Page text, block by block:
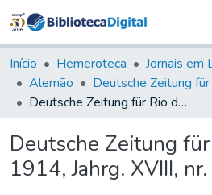
&
Coleções
Tudo na
Biblioteca
Início Hemeroteca
Alemão
Deutsche Zeitung für Rio de Janeiro, 1914, Jahrg. XVIII, nr. 243
Deutsche Zeitung für
1914, Jahrg. XVIII,